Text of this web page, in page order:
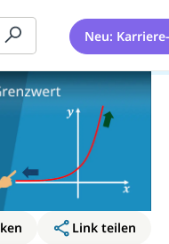
Neu:
Link teilen